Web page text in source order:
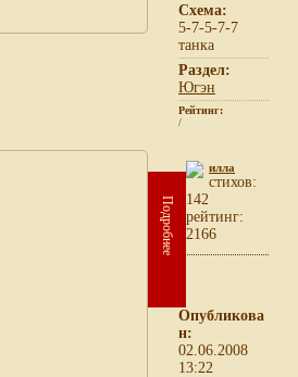
Схема:
5-7-5-7-7
танка
Раздел:
Югэн
Рейтинг:
/
Подробнее
илла
cтихов:
142
рейтинг:
2166
Опубликова
н:
02.06.2008
13:22